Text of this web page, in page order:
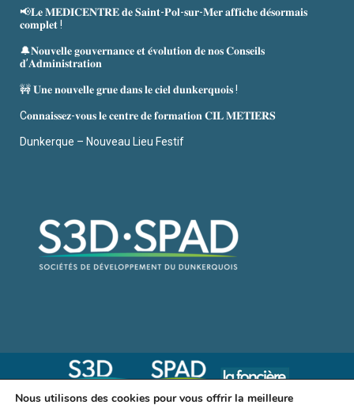
📢𝐋𝐞 𝐌𝐄𝐃𝐈𝐂𝐄𝐍𝐓𝐑𝐄 𝐝𝐞 𝐒𝐚𝐢𝐧𝐭-𝐏𝐨𝐥-𝐬𝐮𝐫-𝐌𝐞𝐫 𝐚𝐟𝐟𝐢𝐜𝐡𝐞 𝐝𝐞́𝐬𝐨𝐫𝐦𝐚𝐢𝐬
𝐜𝐨𝐦𝐩𝐥𝐞𝐭 !
🔔𝐍𝐨𝐮𝐯𝐞𝐥𝐥𝐞 𝐠𝐨𝐮𝐯𝐞𝐫𝐧𝐚𝐧𝐜𝐞 𝐞𝐭 𝐞́𝐯𝐨𝐥𝐮𝐭𝐢𝐨𝐧 𝐝𝐞 𝐧𝐨𝐬 𝐂𝐨𝐧𝐬𝐞𝐢𝐥𝐬
𝐝’𝐀𝐝𝐦𝐢𝐧𝐢𝐬𝐭𝐫𝐚𝐭𝐢𝐨𝐧
🚧 𝐔𝐧𝐞 𝐧𝐨𝐮𝐯𝐞𝐥𝐥𝐞 𝐠𝐫𝐮𝐞 𝐝𝐚𝐧𝐬 𝐥𝐞 𝐜𝐢𝐞𝐥 𝐝𝐮𝐧𝐤𝐞𝐫𝐪𝐮𝐨𝐢𝐬 !
C𝐨𝐧𝐧𝐚𝐢𝐬𝐬𝐞𝐳-𝐯𝐨𝐮𝐬 𝐥𝐞 𝐜𝐞𝐧𝐭𝐫𝐞 𝐝𝐞 𝐟𝐨𝐫𝐦𝐚𝐭𝐢𝐨𝐧 𝐂𝐈𝐋 𝐌𝐄𝐓𝐈𝐄𝐑𝐒
Dunkerque – Nouveau Lieu Festif
Nous utilisons des cookies pour vous offrir la meilleure